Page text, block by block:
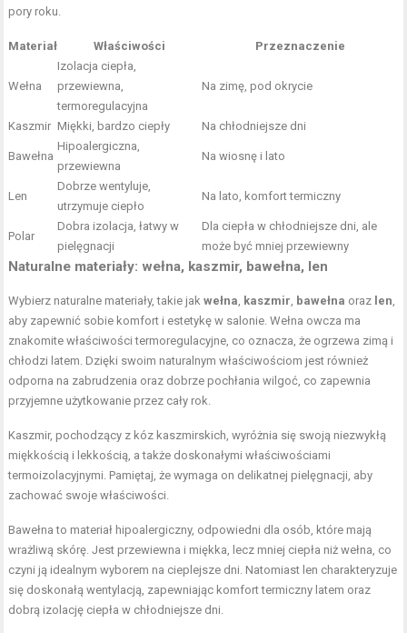
pory roku.
Materiał Właściwości Przeznaczenie
Wełna
Izolacja ciepła,
przewiewna,
termoregulacyjna
Na zimę, pod okrycie
Kaszmir Miękki, bardzo ciepły Na chłodniejsze dni
Bawełna
Hipoalergiczna,
przewiewna
Na wiosnę i lato
Len
Dobrze wentyluje,
utrzymuje ciepło
Na lato, komfort termiczny
Polar
Dobra izolacja, łatwy w
pielęgnacji
Dla ciepła w chłodniejsze dni, ale
może być mniej przewiewny
Naturalne materiały: wełna, kaszmir, bawełna, len
Wybierz naturalne materiały, takie jakwełna, kaszmir, bawełna oraz len,
aby zapewnić sobie komfort i estetykę w salonie. Wełna owcza ma
znakomite właściwości termoregulacyjne, co oznacza, że ogrzewa zimą i
chłodzi latem. Dzięki swoim naturalnym właściwościom jest również
odporna na zabrudzenia oraz dobrze pochłania wilgoć, co zapewnia
przyjemne użytkowanie przez cały rok.
Kaszmir, pochodzący z kóz kaszmirskich, wyróżnia się swoją niezwykłą
miękkością i lekkością, a także doskonałymi właściwościami
termoizolacyjnymi. Pamiętaj, że wymaga on delikatnej pielęgnacji, aby
zachować swoje właściwości.
Bawełna to materiał hipoalergiczny, odpowiedni dla osób, które mają
wrażliwą skórę. Jest przewiewna i miękka, lecz mniej ciepła niż wełna, co
czyni ją idealnym wyborem na cieplejsze dni. Natomiast len charakteryzuje
się doskonałą wentylacją, zapewniając komfort termiczny latem oraz
dobrą izolację ciepła w chłodniejsze dni.